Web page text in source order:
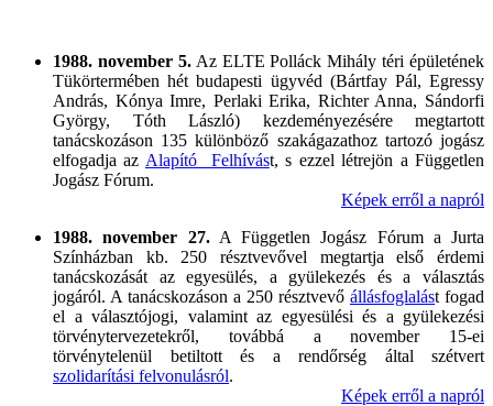
1988. november 5.Az ELTE Polláck Mihály téri épületének
Tükörtermében hét budapesti ügyvéd (Bártfay Pál, Egressy
András, Kónya Imre, Perlaki Erika, Richter Anna, Sándorfi
György, Tóth László) kezdeményezésére megtartott
tanácskozáson 135 különböző szakágazathoz tartozó jogász
elfogadja az Alapító Felhívást, s ezzel létrejön a Független
Jogász Fórum.
Képek erről a napról
1988. november 27.A Független Jogász Fórum a Jurta
Színházban kb. 250 résztvevővel megtartja első érdemi
tanácskozását az egyesülés, a gyülekezés és a választás
jogáról. A tanácskozáson a 250 résztvevő állásfoglalást fogad
el a választójogi, valamint az egyesülési és a gyülekezési
törvénytervezetekről, továbbá a november 15-ei
törvénytelenül betiltott és a rendőrség által szétvert
szolidarítási felvonulásról.
Képek erről a napról